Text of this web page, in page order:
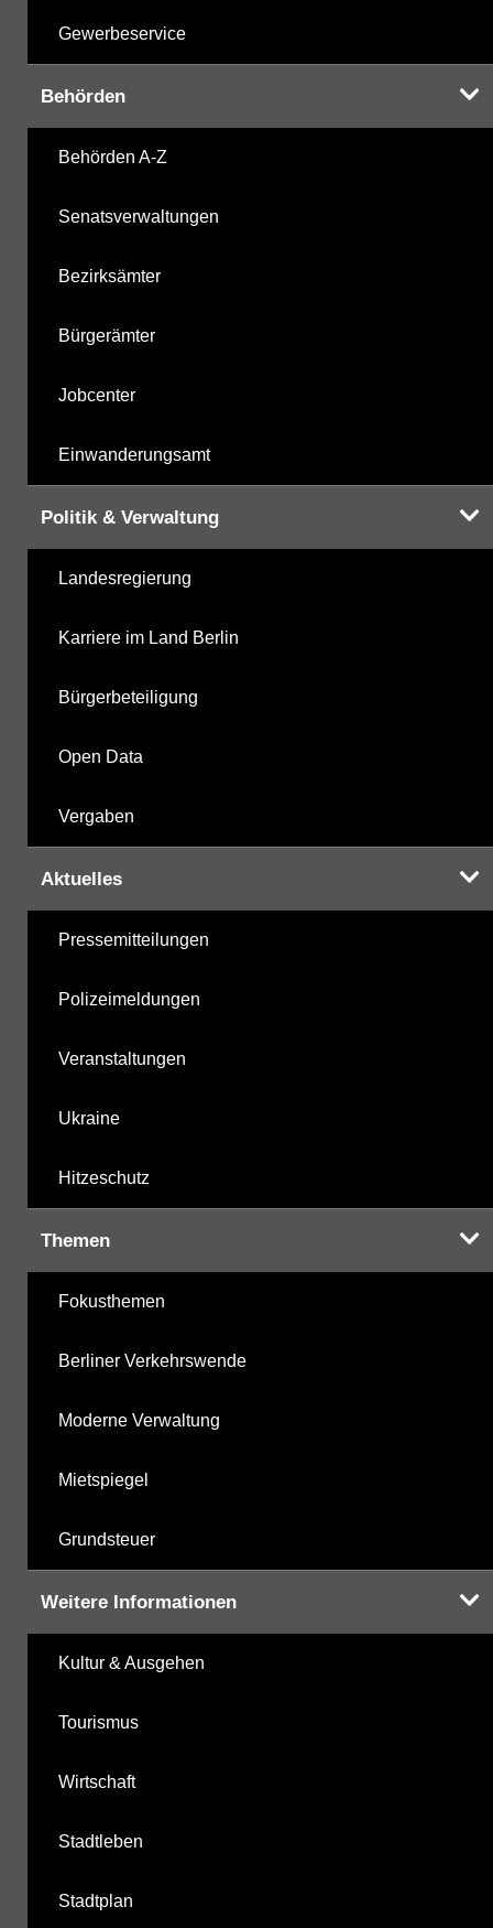
Gewerbeservice
Behörden
Behörden A-Z
Senatsverwaltungen
Bezirksämter
Bürgerämter
Jobcenter
Einwanderungsamt
Politik & Verwaltung
Landesregierung
Karriere im Land Berlin
Bürgerbeteiligung
Open Data
Vergaben
Aktuelles
Pressemitteilungen
Polizeimeldungen
Veranstaltungen
Ukraine
Hitzeschutz
Themen
Fokusthemen
Berliner Verkehrswende
Moderne Verwaltung
Mietspiegel
Grundsteuer
Weitere Informationen
Kultur & Ausgehen
Tourismus
Wirtschaft
Stadtleben
Stadtplan